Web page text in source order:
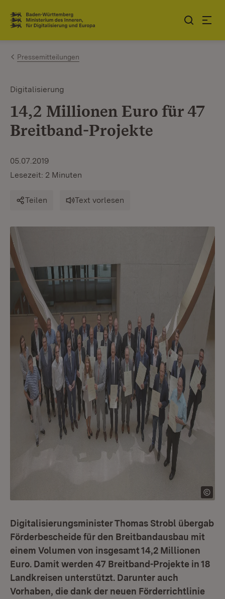
Zum Inhalt springen
Link zur Startseite
Pressemitteilungen
Digitalisierung
14,2 Millionen Euro für 47
Breitband-Projekte
05.07.2019
Lesezeit: 2 Minuten
Teilen Text vorlesen
Digitalisierungsminister Thomas Strobl übergab
Förderbescheide für den Breitbandausbau mit
einem Volumen von insgesamt 14,2 Millionen
Euro. Damit werden 47 Breitband-Projekte in 18
Landkreisen unterstützt. Darunter auch
Vorhaben, die dank der neuen Förderrichtlinie